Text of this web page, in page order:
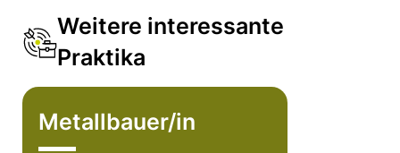
Weitere interessante
Praktika
Metallbauer/in